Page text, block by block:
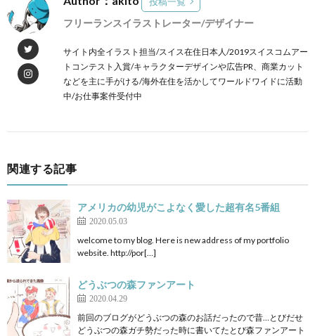
フリーランスイラストレーター/デザイナー
サイト内全イラスト担当/スイス在住日本人/2019スイスコムアー
トコンテスト入賞/キャラクターデザインや広告PR、商業カット
などを主に手がける/海外在住を活かしてワールドワイドに活動
中/お仕事案件受付中
関連する記事
アメリカの幼児がこよなく愛した超有名5番組
2020.05.03
welcome to my blog. Here is new address of my portfolio
website. http://por[…]
どうぶつの森ファンアート
2020.04.29
前回のブログがどうぶつの森のお話だったので昔…とびだせ
どうぶつの森ガチ勢だった時に書いてたとび森ファンアート